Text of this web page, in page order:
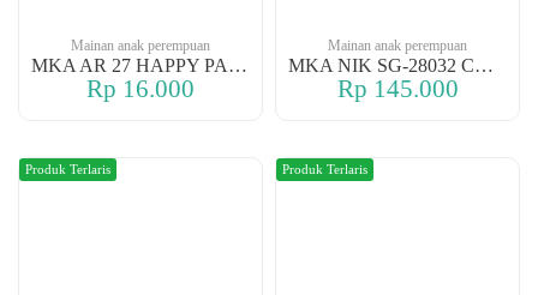
Mainan anak perempuan
MKA AR 27 HAPPY PARK
Rp 16.000
Mainan anak perempuan
MKA NIK SG-28032 CASTLE
Rp 145.000
Produk Terlaris Produk Terlaris